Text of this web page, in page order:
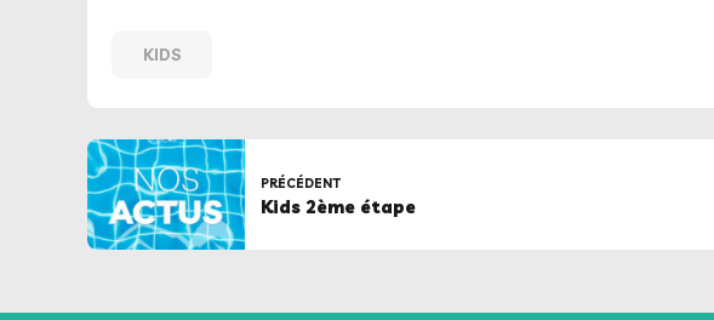
KIDS
PRÉCÉDENT
Kids 2ème étape